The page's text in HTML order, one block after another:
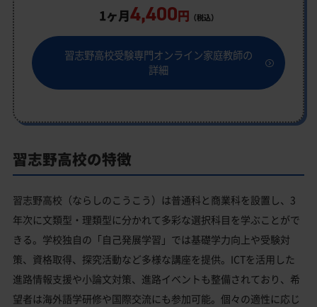
1ヶ月4,400円 （税込）
習志野高校受験専門オンライン家庭教師の
詳細
習志野高校の特徴
習志野高校（ならしのこうこう）は普通科と商業科を設置し、3
年次に文類型・理類型に分かれて多彩な選択科目を学ぶことがで
きる。学校独自の「自己発展学習」では基礎学力向上や受験対
策、資格取得、探究活動など多様な講座を提供。ICTを活用した
進路情報支援や小論文対策、進路イベントも整備されており、希
望者は海外語学研修や国際交流にも参加可能。個々の適性に応じ